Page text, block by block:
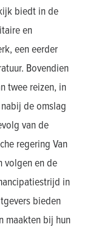
biedt in de
en
een eerder
Bovendien
twee reizen, in
de omslag
van de
regering Van
volgen en de
in
bieden
maakten bij hun